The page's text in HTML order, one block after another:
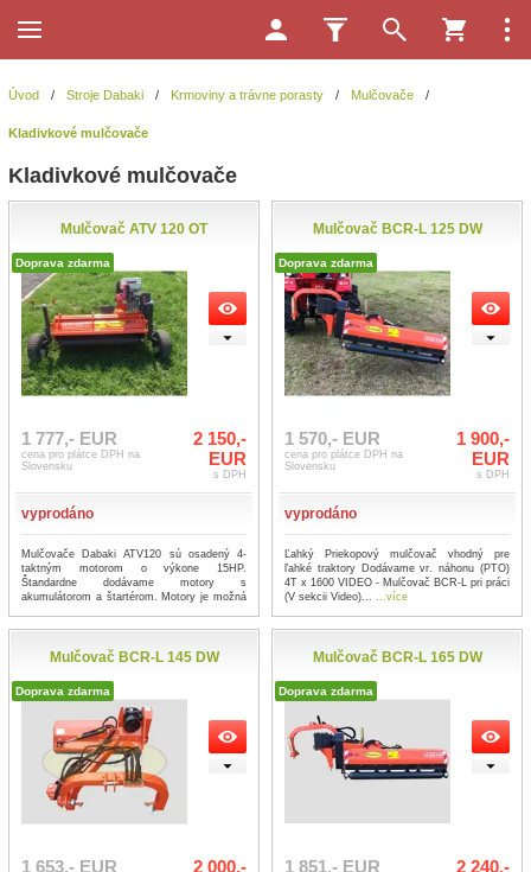
Úvod / Stroje Dabaki / Krmoviny a trávne porasty / Mulčovače /
Kladivkové mulčovače
Kladivkové mulčovače
Mulčovač ATV 120 OT
Doprava zdarma
1 777,- EUR
cena pro plátce DPH na
Slovensku
2 150,-
EUR
s DPH
vyprodáno
Mulčovače Dabaki ATV120 sú osadený 4-
taktným motorom o výkone 15HP.
Štandardne dodávame motory s
akumulátorom a štartérom. Motory je možná
Mulčovač BCR-L 125 DW
Doprava zdarma
1 570,- EUR
cena pro plátce DPH na
Slovensku
1 900,-
EUR
s DPH
vyprodáno
Ľahký Priekopový mulčovač vhodný pre
ľahké traktory Dodávame vr. náhonu (PTO)
4T x 1600 VIDEO - Mulčovač BCR-L pri práci
(V sekcii Video)... ...více
Mulčovač BCR-L 145 DW
Doprava zdarma
1 653,- EUR
2 000,-
Mulčovač BCR-L 165 DW
Doprava zdarma
1 851,- EUR
2 240,-